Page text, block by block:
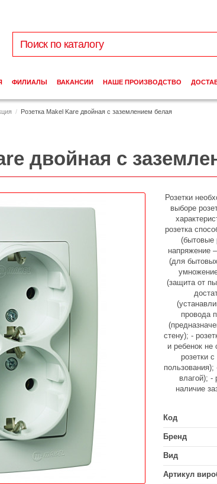
Розетка Makel Kare двойная с заземлением белая
двойная с
Розетки
выборе
розетка
(бытовые
напряжение
(для
(защита от
провода
стену); -
и ребенок не
розетки
влагой); -
наличие
Код
Бренд
Вид
Артикул
ФИЛИАЛЫ ВАКАНСИИ НАШЕ ПРОИЗВОДСТВО